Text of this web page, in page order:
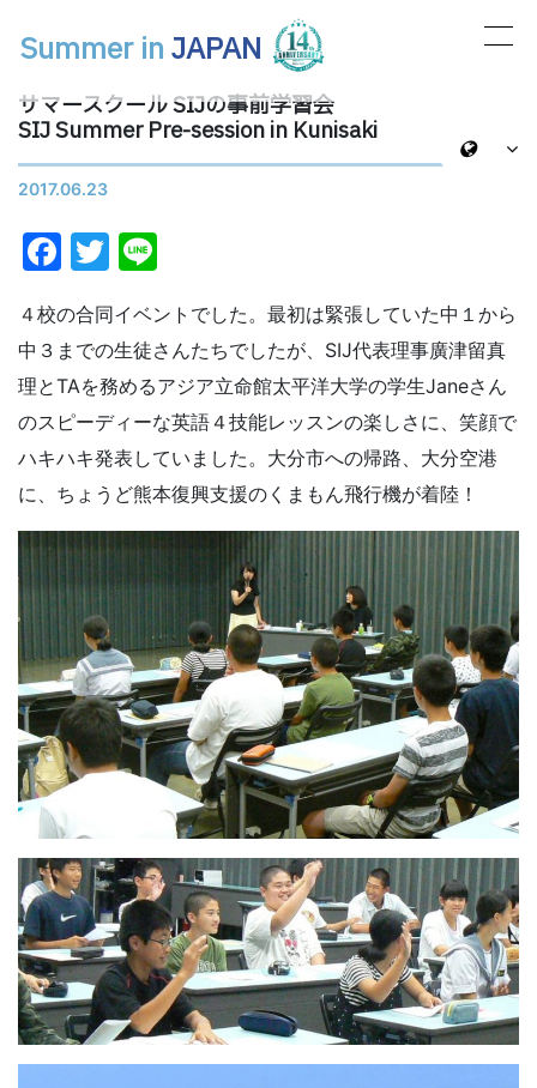
メインナビゲーション
Summer inJAPAN
サマースクール SIJの事前学習会
SIJ Summer Pre-session in Kunisaki
2017.06.23
Facebook
Twitter
４校の合同イベントでした。最初は緊張していた中１から
中３までの生徒さんたちでしたが、SIJ代表理事廣津留真
理とTAを務めるアジア立命館太平洋大学の学生Janeさん
のスピーディーな英語４技能レッスンの楽しさに、笑顔で
ハキハキ発表していました。大分市への帰路、大分空港
に、ちょうど熊本復興支援のくまもん飛行機が着陸！